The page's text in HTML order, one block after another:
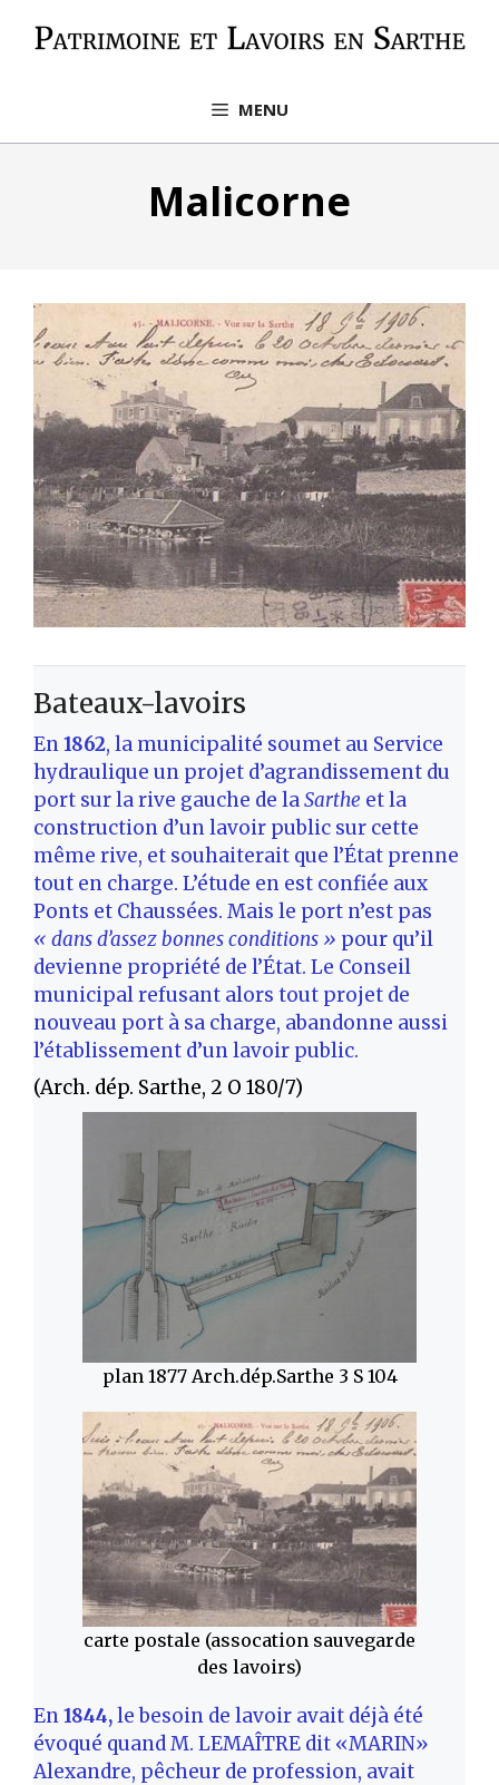
MENU
Malicorne
Bateaux-lavoirs
En1862, la municipalité soumet au Service
hydraulique un projet d’agrandissement du
port sur la rive gauche de laSarthe et la
construction d’un lavoir public sur cette
même rive, et souhaiterait que l’État prenne
tout en charge. L’étude en est confiée aux
Ponts et Chaussées. Mais le port n’est pas
« dans d’assez bonnes conditions » pour qu’il
devienne propriété de l’État. Le Conseil
municipal refusant alors tout projet de
nouveau port à sa charge, abandonne aussi
l’établissement d’un lavoir public.
(Arch. dép. Sarthe, 2 O 180/7)
plan 1877 Arch.dép.Sarthe 3 S 104
carte postale (assocation sauvegarde
des lavoirs)
En1844,le besoin de lavoir avait déjà été
évoqué quand M. LEMAÎTRE dit «MARIN»
Alexandre, pêcheur de profession, avait